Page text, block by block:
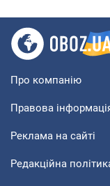
Про компанію
Правова
Реклама на сайті
Редакційна